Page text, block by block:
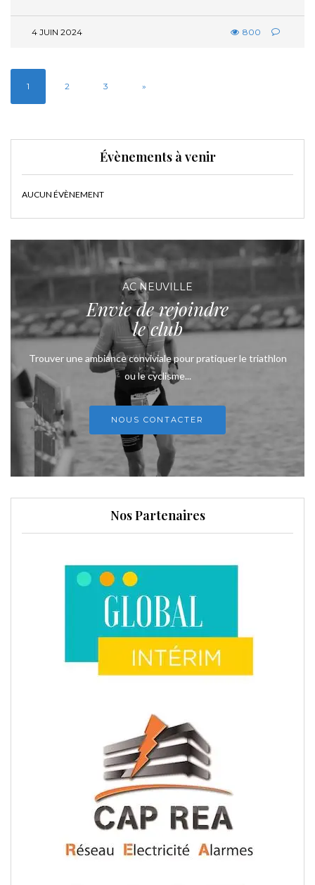
4 JUIN 2024 800
1 2 3 »
Évènements à venir
AUCUN ÉVÈNEMENT
AC NEUVILLE
Envie de rejoindre
le club
Trouver une ambiance conviviale pour pratiquer le triathlon
ou le cyclisme...
NOUS CONTACTER
Nos Partenaires